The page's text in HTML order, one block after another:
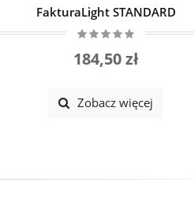
FakturaLight STANDARD
184,50 zł
Zobacz więcej